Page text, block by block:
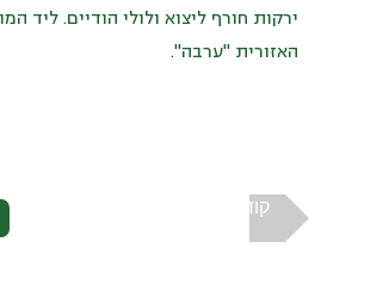
ירקות חורף ליצוא ולולי הודיים.
האזורית "ערבה".
קודם